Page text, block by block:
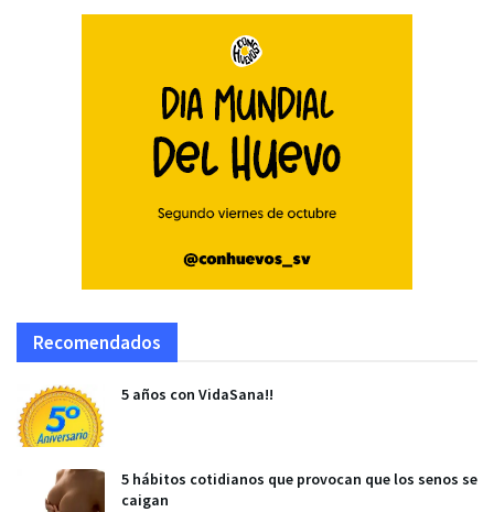
Recomendados
5 años con VidaSana!!
5 hábitos cotidianos que provocan que los senos se
caigan